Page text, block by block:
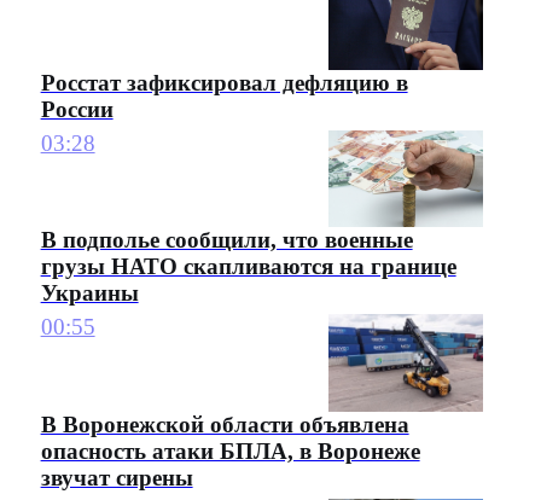
Росстат зафиксировал дефляцию в
России
03:28
В подполье сообщили, что военные
грузы НАТО скапливаются на границе
Украины
00:55
В Воронежской области объявлена
опасность атаки БПЛА, в Воронеже
звучат сирены